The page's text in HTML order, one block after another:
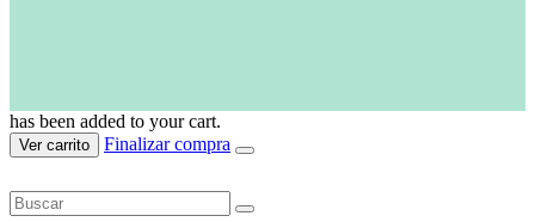
has been added to your cart.
Ver carrito Finalizar compra